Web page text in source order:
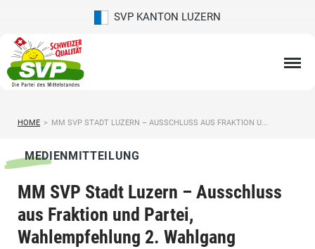
SVP KANTON LUZERN
HOME > MM SVP STADT LUZERN – AUSSCHLUSS AUS FRAKTION U...
MEDIENMITTEILUNG
MM SVP Stadt Luzern – Ausschluss
aus Fraktion und Partei,
Wahlempfehlung 2. Wahlgang